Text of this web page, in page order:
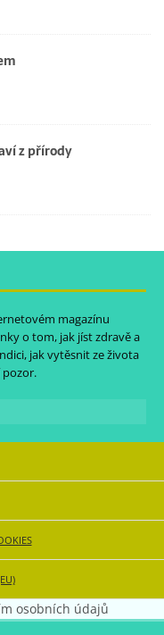
z přírody
magazínu
o tom, jak jíst zdravě a
jak vytěsnit ze života
pozor.
osobních údajů